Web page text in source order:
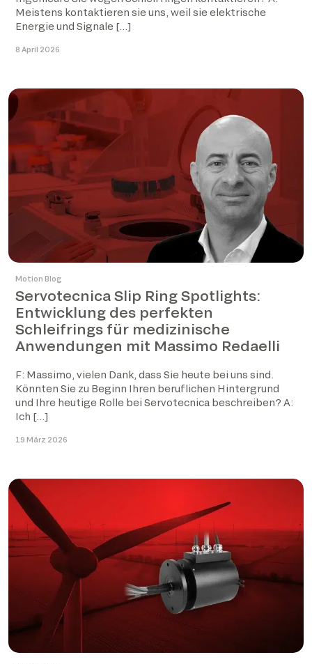
Meistens kontaktieren sie uns, weil sie elektrische
Energie und Signale […]
8 April 2026
Motion Blog
Servotecnica Slip Ring Spotlights:
Entwicklung des perfekten
Schleifrings für medizinische
Anwendungen mit Massimo Redaelli
F: Massimo, vielen Dank, dass Sie heute bei uns sind.
Könnten Sie zu Beginn Ihren beruflichen Hintergrund
und Ihre heutige Rolle bei Servotecnica beschreiben? A:
Ich […]
19 März 2026